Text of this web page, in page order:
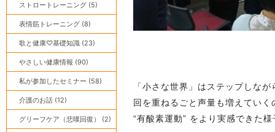
「小さな世界」はステップしな
回を重ねるごと声量も増えてい
“有酸素運動” をより実感できた
ストロートレーニング (5)
表情筋トレーニング (8)
歌と健康♡基礎知識 (23)
やさしい健康情報 (90)
私が参加したセミナー (58)
介護のお話 (12)
グリーフケア（悲嘆回復） (2)